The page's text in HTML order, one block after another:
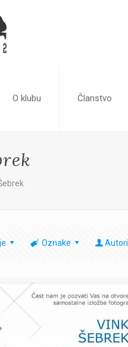
O klubu Članstvo
Oznake Autori